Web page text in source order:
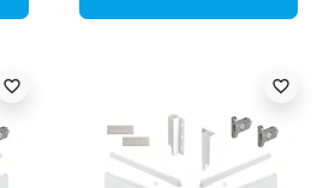
favorite_border favorite_border